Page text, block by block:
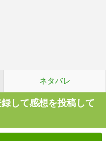
ネタバレ
して感想を投稿して